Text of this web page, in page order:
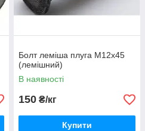
Болт леміша плуга М12х45
(лемішний)
В наявності
150 ₴/кг
Купити